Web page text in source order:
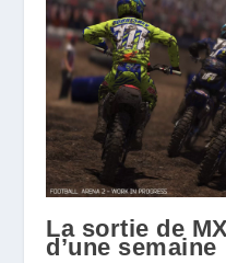
La sortie de
d’une semaine